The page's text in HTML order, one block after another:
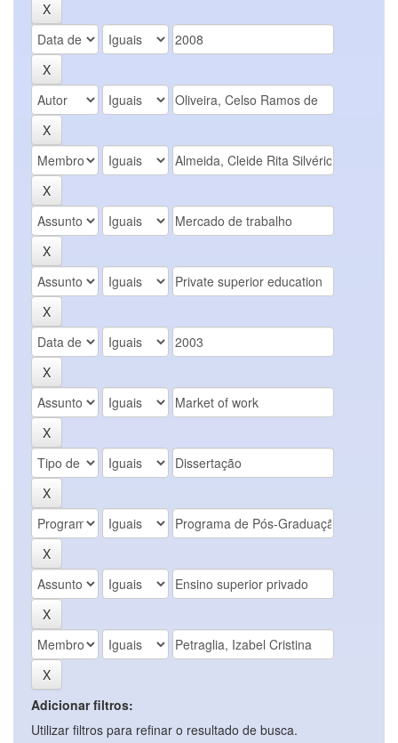
Adicionar filtros:
Utilizar filtros para refinar o resultado de busca.